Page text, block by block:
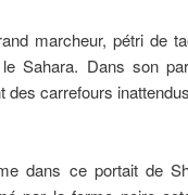
marcheur, pétri de
Sahara. Dans son
des carrefours
dans ce portait de